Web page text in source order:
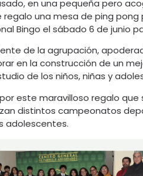
en una pequeña pero
una mesa de ping
Bingo el sábado 6 de junio
de la agrupación,
en la construcción de un
de los niños, niñas y
este maravilloso regalo
distintos campeonatos
adolescentes.